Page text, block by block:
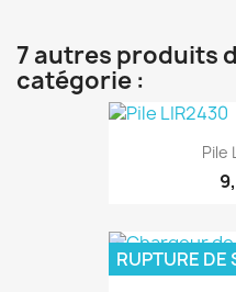
7 autres produits
catégorie :
Pile
RUPTURE DE